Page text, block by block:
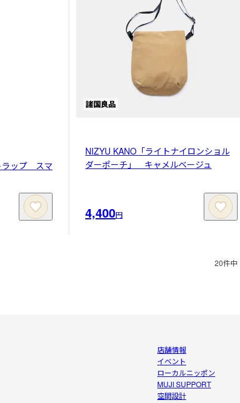
ラップ スマ
NIZYU KANO「ライトナイロンショル
ダーポーチ」 キャメルベージュ
4,400円
20件中
店舗情報
イベント
ローカルニッポン
MUJI SUPPORT
空間設計